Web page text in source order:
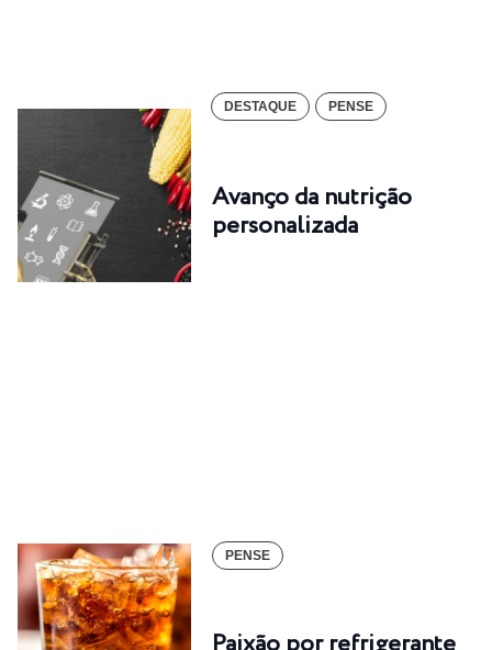
DESTAQUE PENSE
Avanço da nutrição
personalizada
PENSE